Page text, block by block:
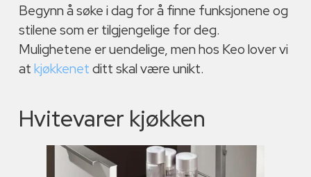
Begynn å søke i dag for å finne funksjonene og
stilene som er tilgjengelige for deg.
Mulighetene er uendelige, men hos Keo lover vi
atkjøkkenetditt skal være unikt.
Hvitevarer kjøkken